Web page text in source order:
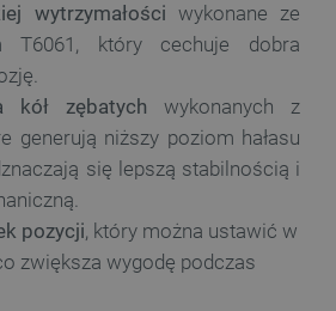
wytrzymałości wykonane ze
T6061, który cechuje dobra
kół zębatych wykonanych z
generują niższy poziom hałasu
się lepszą stabilnością i
pozycji, który można ustawić w
zwiększa wygodę podczas